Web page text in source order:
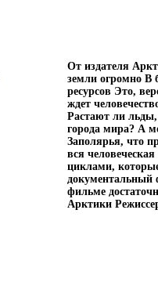
От издателя
земли огромно В
ресурсов Это,
ждет
Растают ли льды,
города мира? А
Заполярья, что
вся
циклами,
документальный
фильме
Арктики